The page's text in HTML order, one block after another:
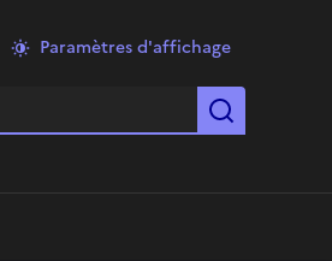
Paramètres d'affichage